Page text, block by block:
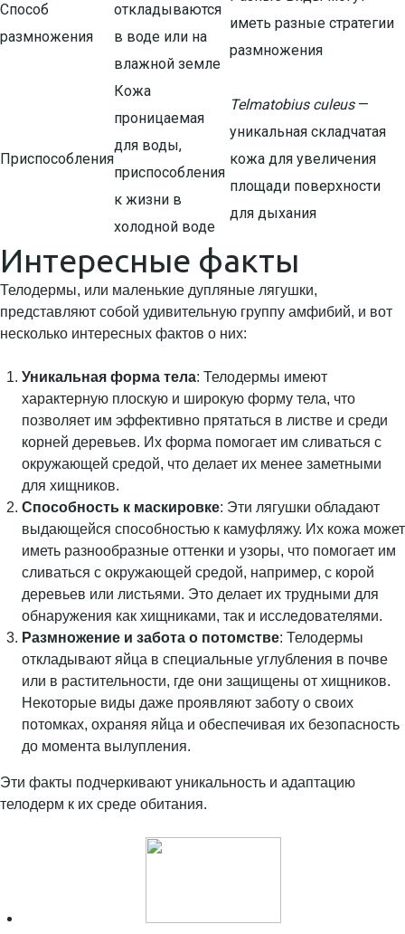
Способ
размножения
откладываются
в воде или на
влажной земле
иметь разные стратегии
размножения
Приспособления
Кожа
проницаемая
для воды,
приспособления
к жизни в
холодной воде
Telmatobius culeus—
уникальная складчатая
кожа для увеличения
площади поверхности
для дыхания
Интересные факты
Телодермы, или маленькие дупляные лягушки,
представляют собой удивительную группу амфибий, и вот
несколько интересных фактов о них:
Уникальная форма тела: Телодермы имеют
характерную плоскую и широкую форму тела, что
позволяет им эффективно прятаться в листве и среди
корней деревьев. Их форма помогает им сливаться с
окружающей средой, что делает их менее заметными
для хищников.
Способность к маскировке: Эти лягушки обладают
выдающейся способностью к камуфляжу. Их кожа может
иметь разнообразные оттенки и узоры, что помогает им
сливаться с окружающей средой, например, с корой
деревьев или листьями. Это делает их трудными для
обнаружения как хищниками, так и исследователями.
Размножение и забота о потомстве: Телодермы
откладывают яйца в специальные углубления в почве
или в растительности, где они защищены от хищников.
Некоторые виды даже проявляют заботу о своих
потомках, охраняя яйца и обеспечивая их безопасность
до момента вылупления.
Эти факты подчеркивают уникальность и адаптацию
телодерм к их среде обитания.